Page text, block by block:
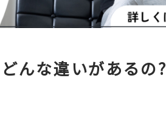
んな違いがあるの?